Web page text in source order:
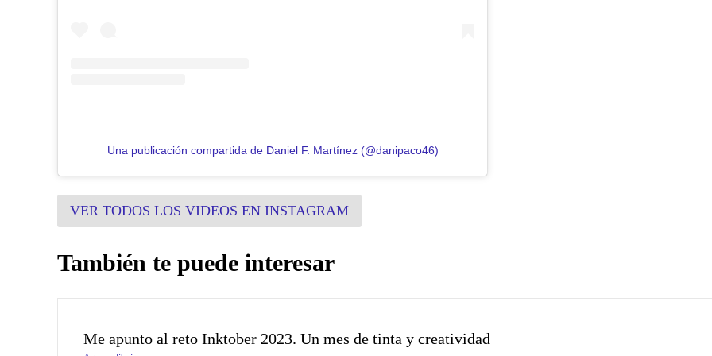
Una publicación compartida de Daniel F. Martínez (@danipaco46)
VER TODOS LOS VIDEOS EN INSTAGRAM
También te puede interesar
Me apunto al reto Inktober 2023. Un mes de tinta y creatividad